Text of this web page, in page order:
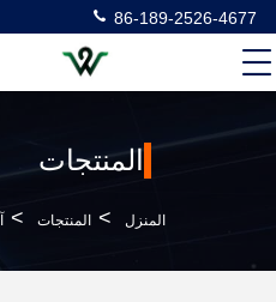
86-189-2526-4677
المنتجات
المنزل > المنتجات >